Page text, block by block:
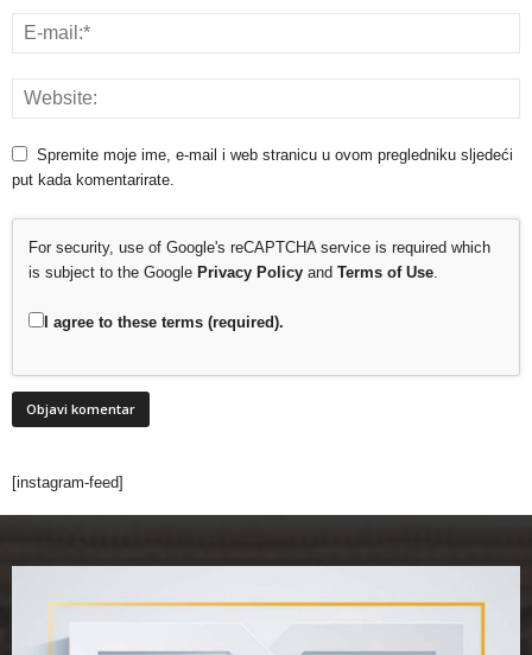
Spremite moje ime, e-mail i web stranicu u ovom pregledniku sljedeći
put kada komentarirate.
For security, use of Google's reCAPTCHA service is required which
is subject to the Google Privacy Policy and Terms of Use.
I agree to these terms (required).
[instagram-feed]